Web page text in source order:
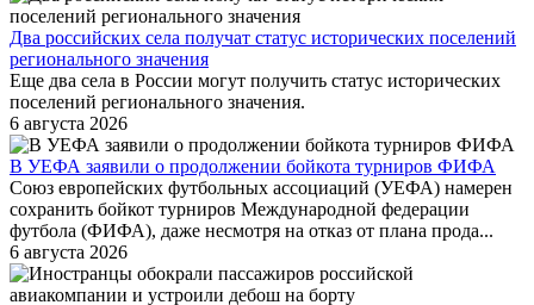
Два российских села получат статус исторических поселений
регионального значения
Еще два села в России могут получить статус исторических
поселений регионального значения.
6 августа 2026
В УЕФА заявили о продолжении бойкота турниров ФИФА
Союз европейских футбольных ассоциаций (УЕФА) намерен
сохранить бойкот турниров Международной федерации
футбола (ФИФА), даже несмотря на отказ от плана прода...
6 августа 2026